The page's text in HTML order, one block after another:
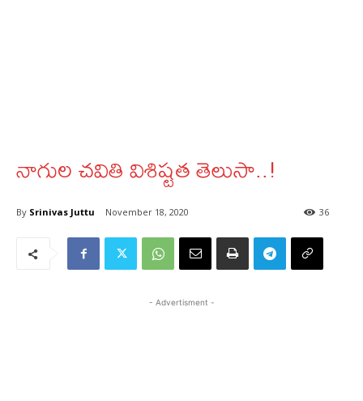
నాగుల చవితి విశిష్టత తెలుసా..!
By Srinivas Juttu November 18, 2020 36
- Advertisment -